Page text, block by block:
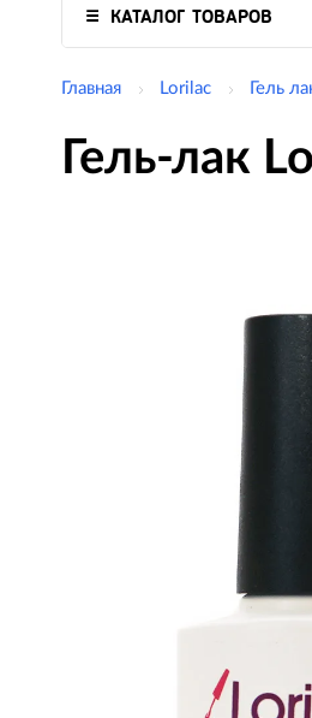
КАТАЛОГ ТОВАРОВ
Главная Lorilac Гель
Гель-лак